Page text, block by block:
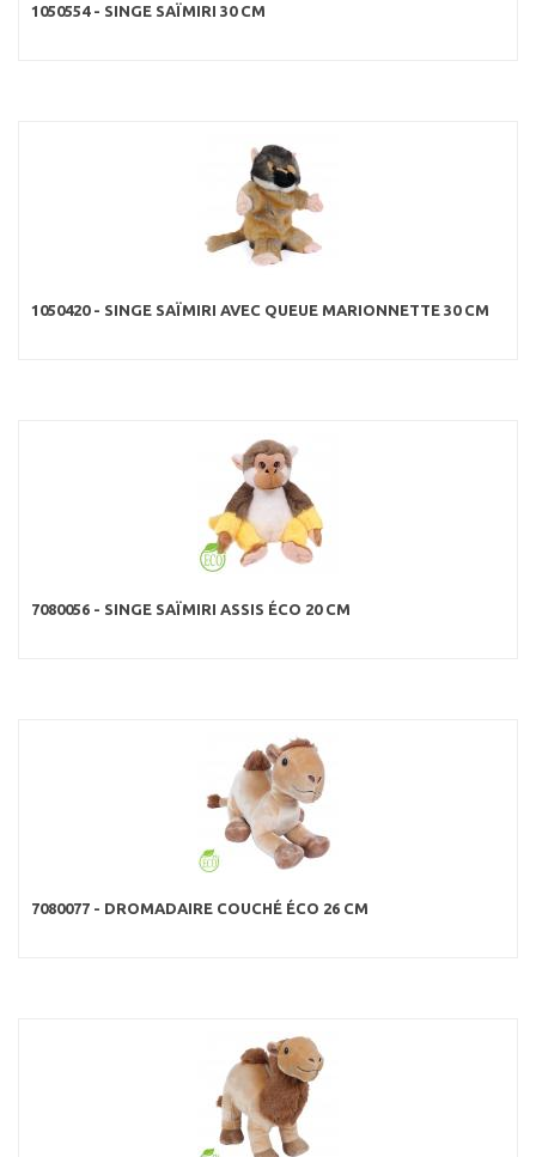
1050554 - SINGE SAÏMIRI 30 CM
1050420 - SINGE SAÏMIRI AVEC QUEUE MARIONNETTE 30 CM
7080056 - SINGE SAÏMIRI ASSIS ÉCO 20 CM
7080077 - DROMADAIRE COUCHÉ ÉCO 26 CM